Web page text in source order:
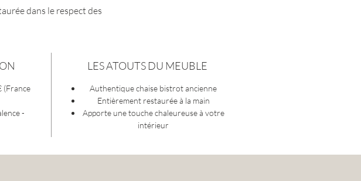
dans le respect des
avec soin : remise en
pour révéler la beauté
son authenticité.
naturellement sa place
(France
-
LES ATOUTS DU MEUBLE
Authentique chaise bistrot ancienne
Entièrement restaurée à la main
Apporte une touche chaleureuse à votre
intérieur